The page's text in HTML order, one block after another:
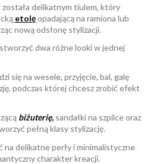
została delikatnym tiulem, który
etolęopadającą na ramiona lub
nową odsłonę stylizacji.
dwa różne looki w jednej
się na wesele, przyjęcie, bal, galę
podczas której chcesz zrobić efekt
biżuterię, sandałki na szpilce oraz
pełną klasy stylizację.
delikatne perły i minimalistyczne
charakter kreacji.